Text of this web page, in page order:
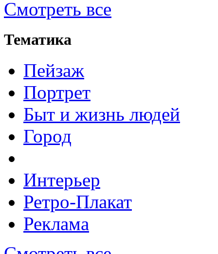
Смотреть все
Тематика
Пейзаж
Портрет
Быт и жизнь людей
Город
Интерьер
Ретро-Плакат
Реклама